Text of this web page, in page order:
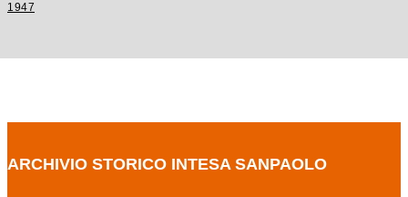
1947
ARCHIVIO STORICO INTESA SANPAOLO